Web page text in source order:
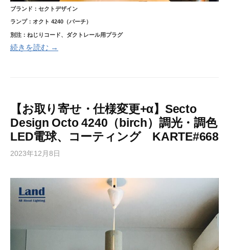
ブランド：セクトデザイン
ランプ：オクト 4240（バーチ）
別注：ねじりコード、ダクトレール用プラグ
続きを読む →
【お取り寄せ・仕様変更+α】Secto
Design Octo 4240（birch）調光・調色
LED電球、コーティング KARTE#668
2023年12月8日